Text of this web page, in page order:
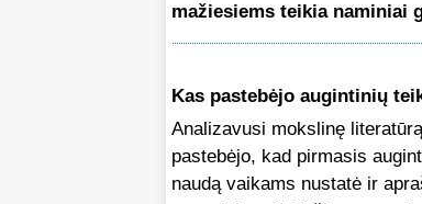
mažiesiems teikia naminiai
Kas pastebėjo augintinių
Analizavusi mokslinę
pastebėjo, kad pirmasis
naudą vaikams nustatė ir